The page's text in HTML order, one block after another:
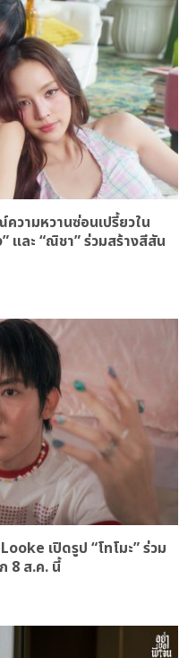
วามหวานซ่อนเปรี้ยวใน
และ “ณิชา” ร่วมสร้างสีสัน
เปิดรูป “โทโมะ” ร่วม
8 ส.ค. นี้